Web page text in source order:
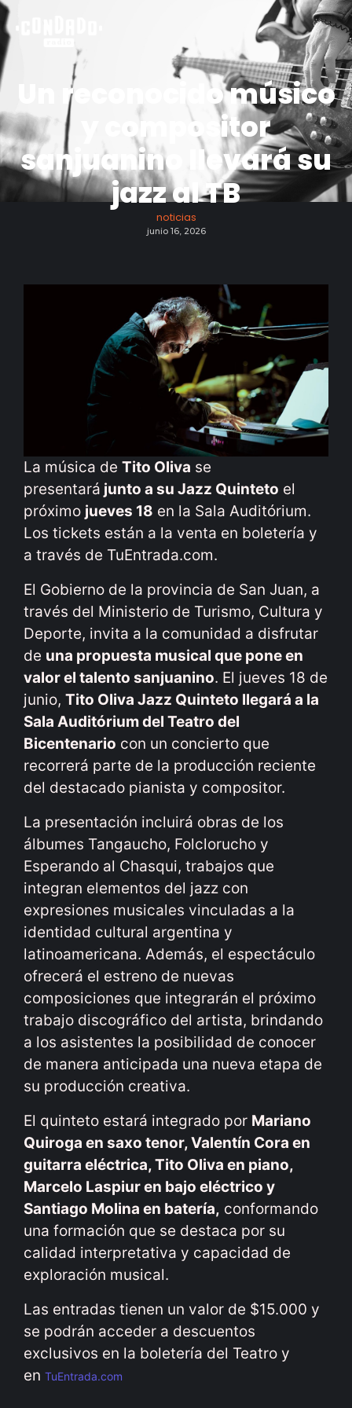
Un reconocido músico
y compositor
sanjuanino llevará su
jazz al TB
noticias
junio 16, 2026
La música de Tito Oliva se
presentará junto a su Jazz Quinteto el
próximo jueves 18 en la Sala Auditórium.
Los tickets están a la venta en boletería y
a través de TuEntrada.com.
El Gobierno de la provincia de San Juan, a
través del Ministerio de Turismo, Cultura y
Deporte, invita a la comunidad a disfrutar
de una propuesta musical que pone en
valor el talento sanjuanino. El jueves 18 de
junio, Tito Oliva Jazz Quinteto llegará a la
Sala Auditórium del Teatro del
Bicentenario con un concierto que
recorrerá parte de la producción reciente
del destacado pianista y compositor.
La presentación incluirá obras de los
álbumes Tangaucho, Folclorucho y
Esperando al Chasqui, trabajos que
integran elementos del jazz con
expresiones musicales vinculadas a la
identidad cultural argentina y
latinoamericana. Además, el espectáculo
ofrecerá el estreno de nuevas
composiciones que integrarán el próximo
trabajo discográfico del artista, brindando
a los asistentes la posibilidad de conocer
de manera anticipada una nueva etapa de
su producción creativa.
El quinteto estará integrado por Mariano
Quiroga en saxo tenor, Valentín Cora en
guitarra eléctrica, Tito Oliva en piano,
Marcelo Laspiur en bajo eléctrico y
Santiago Molina en batería, conformando
una formación que se destaca por su
calidad interpretativa y capacidad de
exploración musical.
Las entradas tienen un valor de $15.000 y
se podrán acceder a descuentos
exclusivos en la boletería del Teatro y
en TuEntrada.com